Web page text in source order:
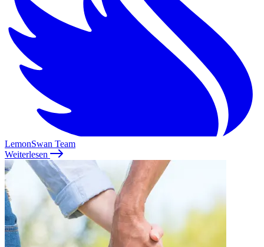
LemonSwan Team
Weiterlesen